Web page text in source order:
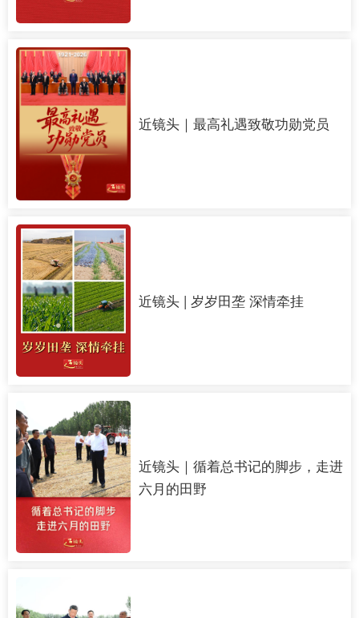
近镜头｜最高礼遇致敬功勋党员
近镜头 | 岁岁田垄 深情牵挂
近镜头｜循着总书记的脚步，走进
六月的田野